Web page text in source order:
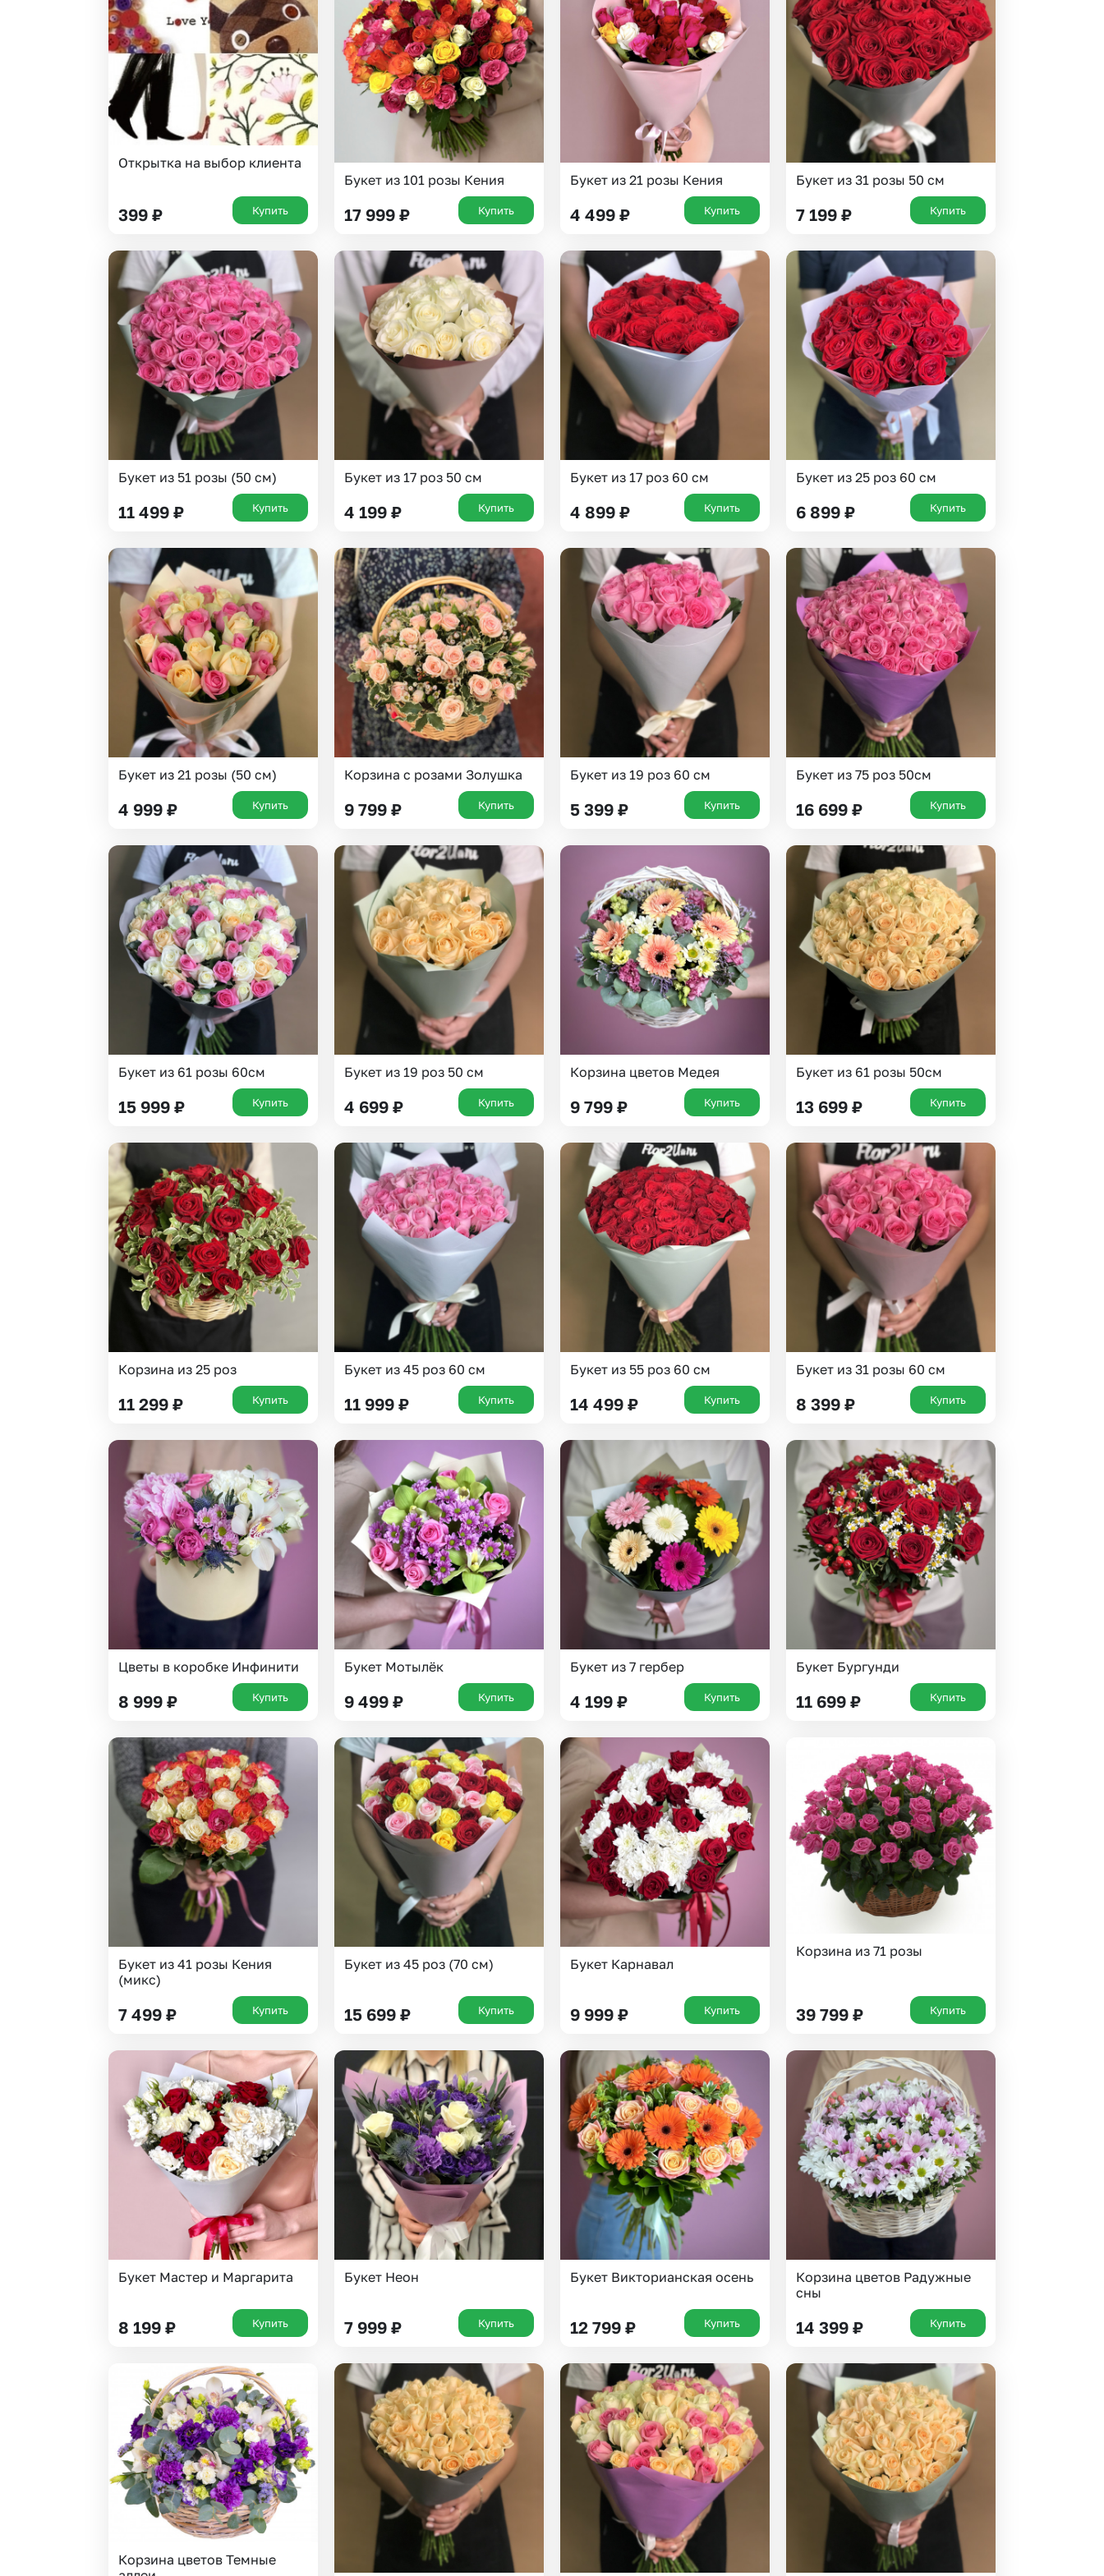
Гвоздики
Георгины
Гипсофила
Гортензии
Ирисы
Каллы
Статица
Суккуленты
Тюльпаны
Фрезия
Эустома
Insta букеты
Хиты продаж
До 10000 рублей
Черная пятница
Все категории
Выберите город доставки
Или выберите из популярных
Нижний Новгород
Самара
Казань
Уфа
Челябинск
Екатеринбург
Новосибирск
Омск
Волгоград
Воронеж
Открытка на выбор клиента
399 ₽ Купить
Букет из 101 розы Кения
17 999 ₽ Купить
Букет из 21 розы Кения
4 499 ₽ Купить
Букет из 31 розы 50 см
7 199 ₽ Купить
Букет из 51 розы (50 см)
11 499 ₽ Купить
Букет из 17 роз 50 см
4 199 ₽ Купить
Букет из 17 роз 60 см
4 899 ₽ Купить
Букет из 25 роз 60 см
6 899 ₽ Купить
Букет из 21 розы (50 см)
4 999 ₽ Купить
Корзина с розами Золушка
9 799 ₽ Купить
Букет из 19 роз 60 см
5 399 ₽ Купить
Букет из 75 роз 50см
16 699 ₽ Купить
Букет из 61 розы 60см
15 999 ₽ Купить
Букет из 19 роз 50 см
4 699 ₽ Купить
Корзина цветов Медея
9 799 ₽ Купить
Букет из 61 розы 50см
13 699 ₽ Купить
Корзина из 25 роз
11 299 ₽ Купить
Букет из 45 роз 60 см
11 999 ₽ Купить
Букет из 55 роз 60 см
14 499 ₽ Купить
Букет из 31 розы 60 см
8 399 ₽ Купить
Цветы в коробке Инфинити
8 999 ₽ Купить
Букет Мотылёк
9 499 ₽ Купить
Букет из 7 гербер
4 199 ₽ Купить
Букет Бургунди
11 699 ₽ Купить
Букет из 41 розы Кения
(микс)
7 499 ₽ Купить
Букет из 45 роз (70 см)
15 699 ₽ Купить
Букет Карнавал
9 999 ₽ Купить
Корзина из 71 розы
39 799 ₽ Купить
Букет Мастер и Маргарита
8 199 ₽ Купить
Букет Неон
7 999 ₽ Купить
Букет Викторианская осень
12 799 ₽ Купить
Корзина цветов Радужные
сны
14 399 ₽ Купить
Корзина цветов Темные